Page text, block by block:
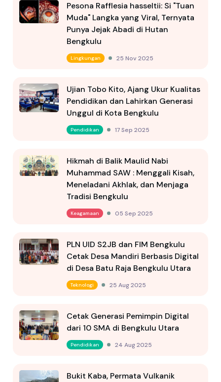
Pesona Rafflesia hasseltii: Si "Tuan
Muda" Langka yang Viral, Ternyata
Punya Jejak Abadi di Hutan
Bengkulu
Lingkungan 25 Nov 2025
Ujian Tobo Kito, Ajang Ukur Kualitas
Pendidikan dan Lahirkan Generasi
Unggul di Kota Bengkulu
Pendidikan 17 Sep 2025
Hikmah di Balik Maulid Nabi
Muhammad SAW : Menggali Kisah,
Meneladani Akhlak, dan Menjaga
Tradisi Bengkulu
Keagamaan 05 Sep 2025
PLN UID S2JB dan FIM Bengkulu
Cetak Desa Mandiri Berbasis Digital
di Desa Batu Raja Bengkulu Utara
Teknologi 25 Aug 2025
Cetak Generasi Pemimpin Digital
dari 10 SMA di Bengkulu Utara
Pendidikan 24 Aug 2025
Bukit Kaba, Permata Vulkanik